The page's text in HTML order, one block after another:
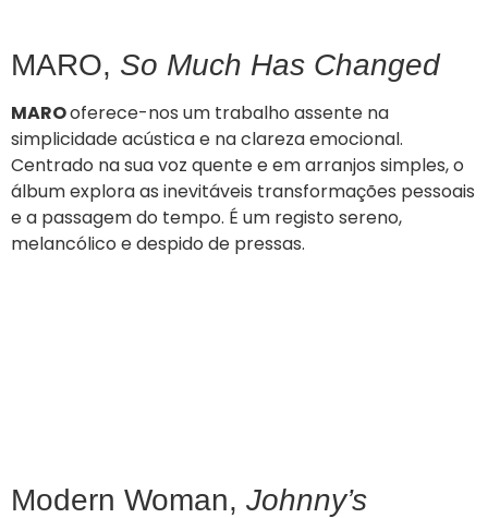
MARO, So Much Has Changed
MAROoferece-nos um trabalho assente na
simplicidade acústica e na clareza emocional.
Centrado na sua voz quente e em arranjos simples, o
álbum explora as inevitáveis transformações pessoais
e a passagem do tempo. É um registo sereno,
melancólico e despido de pressas.
Modern Woman, Johnny’s